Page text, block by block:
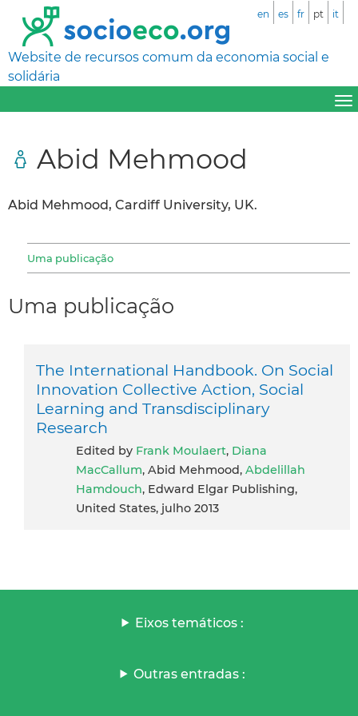
Website de recursos comum da economia social e
solidária
en es fr pt it
Abid Mehmood
Abid Mehmood, Cardiff University, UK.
Uma publicação
Uma publicação
The International Handbook. On Social
Innovation Collective Action, Social
Learning and Transdisciplinary
Research
Edited by Frank Moulaert, Diana
MacCallum, Abid Mehmood, Abdelillah
Hamdouch, Edward Elgar Publishing,
United States, julho 2013
Eixos temáticos :
Outras entradas :